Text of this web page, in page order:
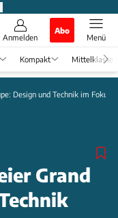
Anmelden
Abo
Menü
Kompakt Mittelklasse
Design und Technik im Fokus
Grand